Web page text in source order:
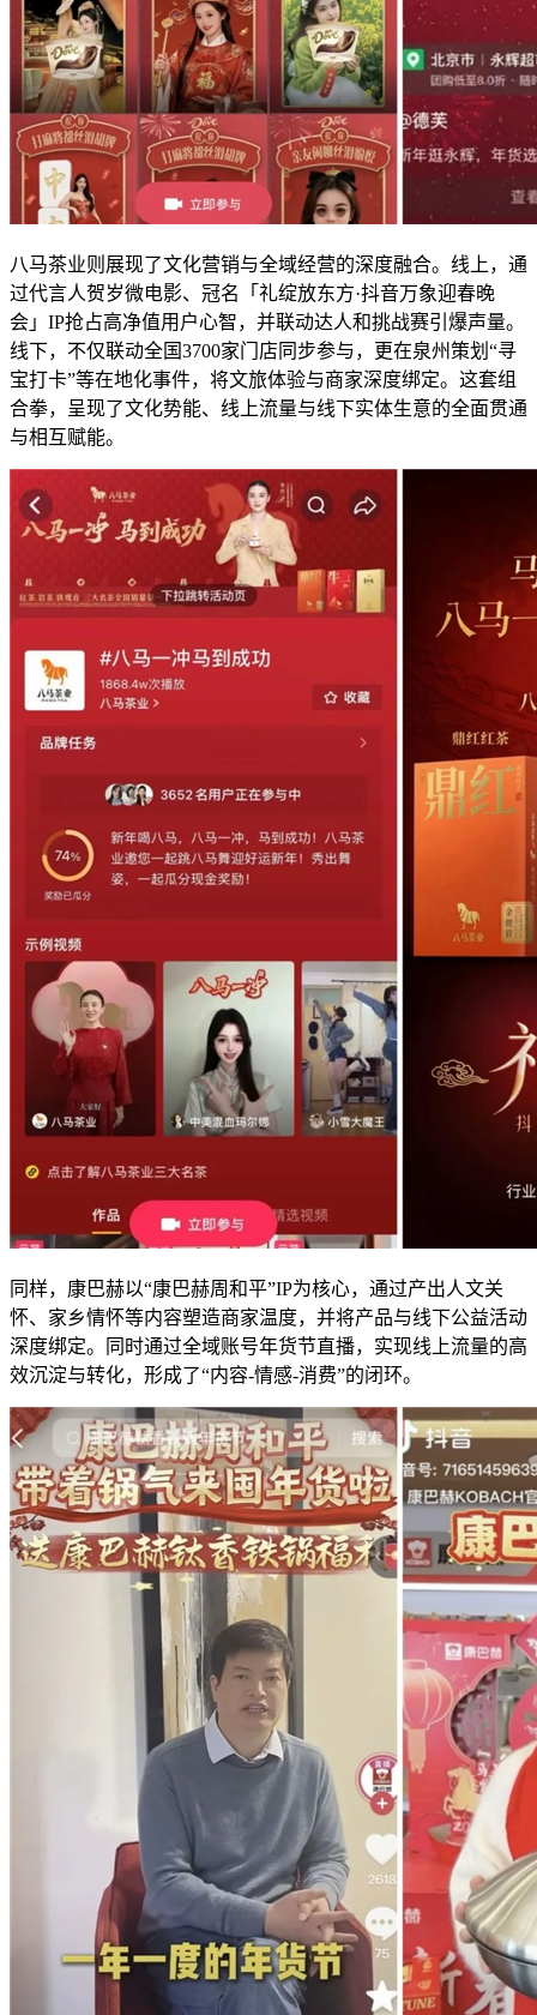
八马茶业则展现了文化营销与全域经营的深度融合。线上，通
过代言人贺岁微电影、冠名「礼绽放东方·抖音万象迎春晚
会」IP抢占高净值用户心智，并联动达人和挑战赛引爆声量。
线下，不仅联动全国3700家门店同步参与，更在泉州策划“寻
宝打卡”等在地化事件，将文旅体验与商家深度绑定。这套组
合拳，呈现了文化势能、线上流量与线下实体生意的全面贯通
与相互赋能。
同样，康巴赫以“康巴赫周和平”IP为核心，通过产出人文关
怀、家乡情怀等内容塑造商家温度，并将产品与线下公益活动
深度绑定。同时通过全域账号年货节直播，实现线上流量的高
效沉淀与转化，形成了“内容-情感-消费”的闭环。